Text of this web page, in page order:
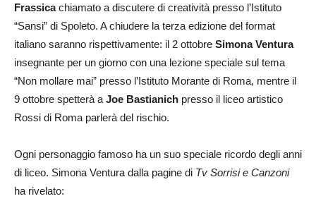
Frassicachiamato a discutere di creatività presso l’Istituto
“Sansi” di Spoleto. A chiudere la terza edizione del format
italiano saranno rispettivamente: il 2 ottobre Simona Ventura
insegnante per un giorno con una lezione speciale sul tema
“Non mollare mai” presso l’Istituto Morante di Roma, mentre il
9 ottobre spetterà a Joe Bastianich presso il liceo artistico
Rossi di Roma parlerà del rischio.
Ogni personaggio famoso ha un suo speciale ricordo degli anni
di liceo. Simona Ventura dalla pagine di Tv Sorrisi e Canzoni
ha rivelato: